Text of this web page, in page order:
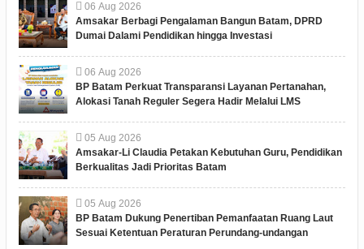
06 Aug 2026
Amsakar Berbagi Pengalaman Bangun Batam, DPRD
Dumai Dalami Pendidikan hingga Investasi
06 Aug 2026
BP Batam Perkuat Transparansi Layanan Pertanahan,
Alokasi Tanah Reguler Segera Hadir Melalui LMS
05 Aug 2026
Amsakar-Li Claudia Petakan Kebutuhan Guru, Pendidikan
Berkualitas Jadi Prioritas Batam
05 Aug 2026
BP Batam Dukung Penertiban Pemanfaatan Ruang Laut
Sesuai Ketentuan Peraturan Perundang-undangan